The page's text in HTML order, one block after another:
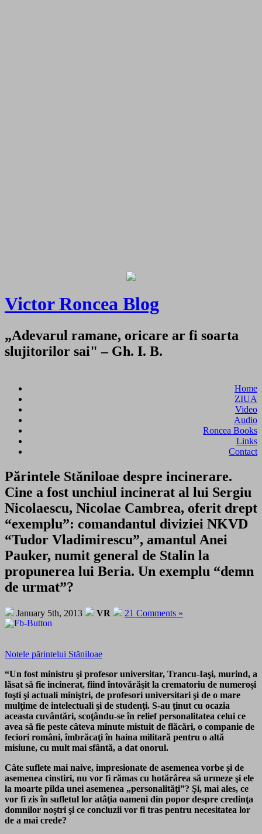
Victor Roncea Blog
„Adevarul ramane, oricare ar fi soarta
slujitorilor sai" – Gh. I. B.
Home
ZIUA
Video
Audio
Roncea Books
Links
Contact
Părintele Stăniloae despre incinerare.
Cine a fost unchiul incinerat al lui Sergiu
Nicolaescu, Nicolae Cambrea, oferit drept
“exemplu”: comandantul diviziei NKVD
“Tudor Vladimirescu”, amantul Anei
Pauker, numit general de Stalin la
propunerea lui Beria. Un exemplu “demn
de urmat”?
January 5th, 2013 VR 21 Comments »
Notele părintelui Stăniloae
“Un fost ministru şi profesor universitar, Trancu-Iaşi, murind, a
lăsat să fie incinerat, fiind întovărăşit la crematoriu de numeroşi
foşti şi actuali miniştri, de profesori universitari şi de o mare
mulţime de intelectuali şi de studenţi. S-au ţinut cu ocazia
aceasta cuvântări, scoţându-se în relief personalitatea celui ce
avea să fie peste câteva minute mistuit de flăcări, o companie de
feciori români, îmbrăcaţi în haina militară pentru o altă
misiune, cu mult mai sfântă, a dat onorul.
Câte suflete mai naive, impresionate de asemenea vorbe şi de
asemenea cinstiri, nu vor fi rămas cu hotărârea să urmeze şi ele
la moarte pilda unei asemenea „personalităţi”? Şi, mai ales, ce
vor fi zis în sufletul lor atâţia oameni din popor despre credinţa
domnilor noştri şi ce concluzii vor fi tras pentru necesitatea lor
de a mai crede?